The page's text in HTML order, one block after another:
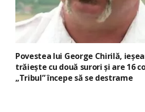
Povestea lui George Chirilă,
trăiește cu două surori și are 16
„Tribul” începe să se destrame